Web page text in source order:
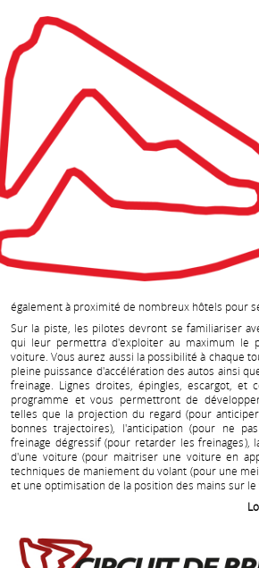
également à proximité de nombreux hôtels pour
Sur la piste, les pilotes devront se familiariser
qui leur permettra d'exploiter au maximum le
voiture. Vous aurez aussi la possibilité à chaque
pleine puissance d'accélération des autos ainsi
freinage. Lignes droites, épingles, escargot, et
programme et vous permettront de
telles que la projection du regard (pour
bonnes trajectoires), l'anticipation (pour ne
freinage dégressif (pour retarder les freinages),
d'une voiture (pour maitriser une voiture en
techniques de maniement du volant (pour une
et une optimisation de la position des mains sur le